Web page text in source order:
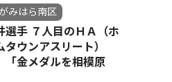
みはら南区
選手 ７人目のＨＡ（ホ
タウンアスリート）
金メダルを相模原